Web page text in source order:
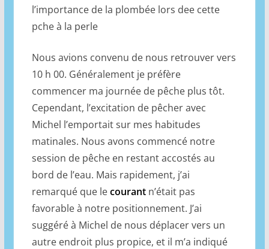
l’importance de la plombée lors dee cette
pche à la perle
Nous avions convenu de nous retrouver vers
10 h 00. Généralement je préfère
commencer ma journée de pêche plus tôt.
Cependant, l’excitation de pêcher avec
Michel l’emportait sur mes habitudes
matinales. Nous avons commencé notre
session de pêche en restant accostés au
bord de l’eau. Mais rapidement, j’ai
remarqué que lecourantn’était pas
favorable à notre positionnement. J’ai
suggéré à Michel de nous déplacer vers un
autre endroit plus propice, et il m’a indiqué